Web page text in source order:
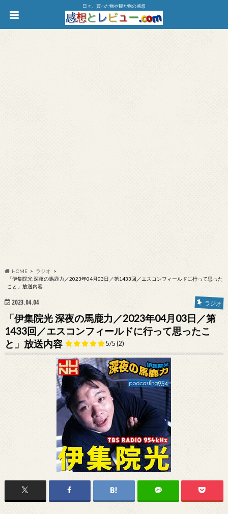
日々、買った物や観た物の感想
HOME
ラジオ
「伊集院光 深夜の馬鹿力／2023年04月03日／第1433回／エスコンフィールドに行って思った
こと」放送内容
2023.04.04 ラジオ
「伊集院光 深夜の馬鹿力／2023年04月03日／第
1433回／エスコンフィールドに行って思ったこ
と」放送内容
5/5 (2)